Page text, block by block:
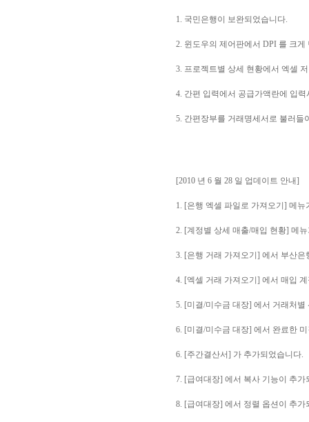
1. 국민은행이 보완되었습니다.
2. 윈도우의 제어판에서 DPI 를 크
3. 프로젝트별 상세 현황에서 엑셀
4. 간편 입력에서 공급가액란에 입
5. 간편장부를 거래명세서로 불러들
[2010 년 6 월 28 일 업데이트 안내]
1. [은행 엑셀 파일로 가져오기] 메뉴
2. [계정별 상세 매출/매입 현황] 메
3. [은행 거래 가져오기] 에서 부산은
4. [엑셀 거래 가져오기] 에서 매입
5. [미결/미수금 대장] 에서 거래처별
6. [미결/미수금 대장] 에서 완료한
6. [주간결산서] 가 추가되었습니다.
7. [급여대장] 에서 복사 기능이 추가
8. [급여대장] 에서 정렬 옵션이 추가